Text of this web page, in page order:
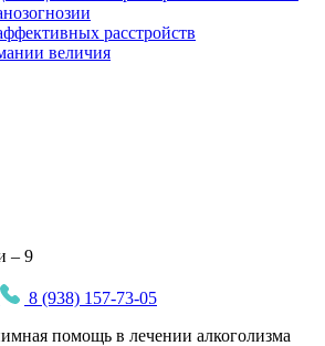
расстройств
величия
– 9
8 (938) 157-73-05
помощь в лечении алкоголизма